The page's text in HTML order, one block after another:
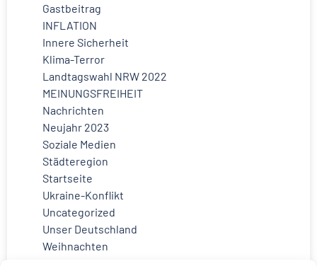
Gastbeitrag
INFLATION
Innere Sicherheit
Klima-Terror
Landtagswahl NRW 2022
MEINUNGSFREIHEIT
Nachrichten
Neujahr 2023
Soziale Medien
Städteregion
Startseite
Ukraine-Konflikt
Uncategorized
Unser Deutschland
Weihnachten